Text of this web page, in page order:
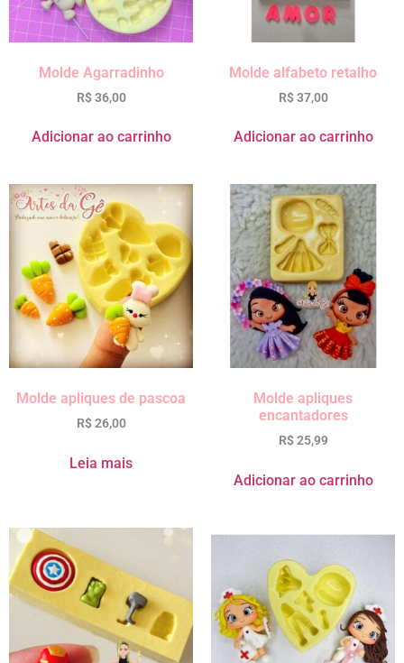
Molde Agarradinho
R$36,00
Adicionar ao carrinho
Molde alfabeto retalho
R$37,00
Adicionar ao carrinho
Molde apliques de pascoa
R$26,00
Leia mais
Molde apliques
encantadores
R$25,99
Adicionar ao carrinho